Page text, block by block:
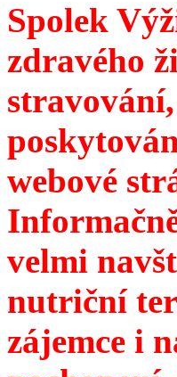
Spolek
zdravého
webové
velmi
nutriční
zájemce i